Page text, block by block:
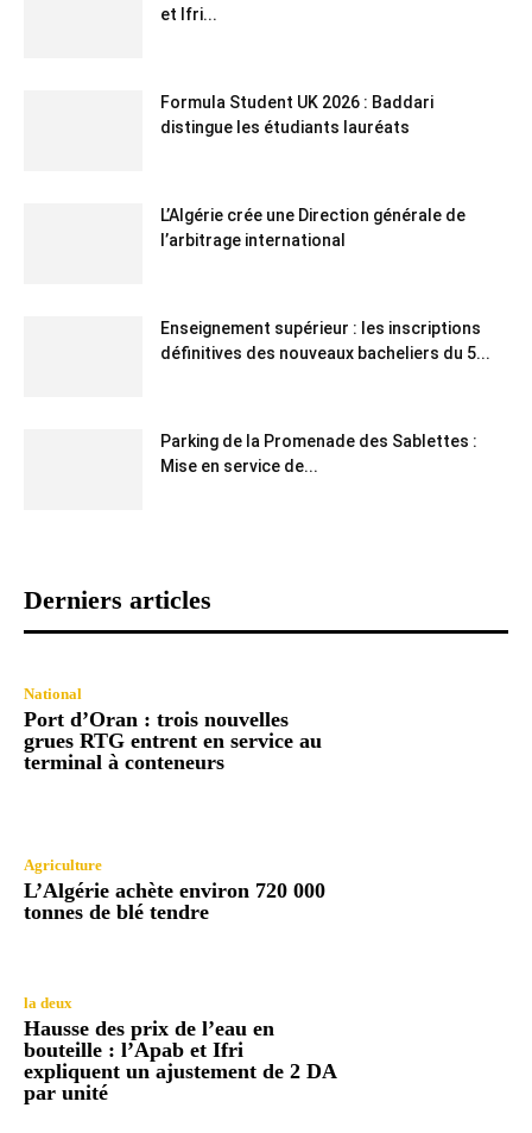
et Ifri...
Formula Student UK 2026 : Baddari
distingue les étudiants lauréats
L’Algérie crée une Direction générale de
l’arbitrage international
Enseignement supérieur : les inscriptions
définitives des nouveaux bacheliers du 5...
Parking de la Promenade des Sablettes :
Mise en service de...
Derniers articles
National
Port d’Oran : trois nouvelles
grues RTG entrent en service au
terminal à conteneurs
Agriculture
L’Algérie achète environ 720 000
tonnes de blé tendre
la deux
Hausse des prix de l’eau en
bouteille : l’Apab et Ifri
expliquent un ajustement de 2 DA
par unité